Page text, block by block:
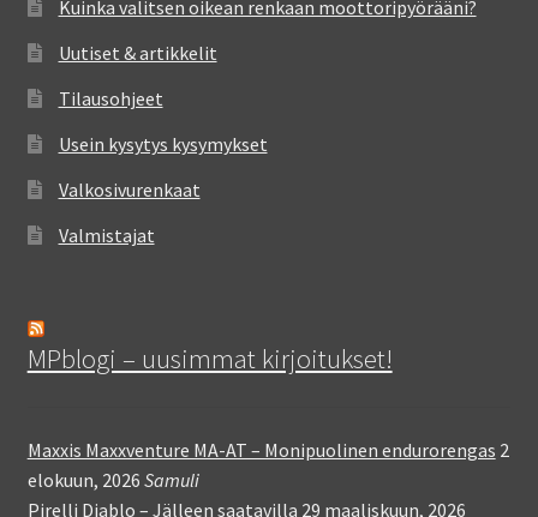
Kuinka valitsen oikean renkaan moottoripyörääni?
Uutiset & artikkelit
Tilausohjeet
Usein kysytys kysymykset
Valkosivurenkaat
Valmistajat
MPblogi – uusimmat kirjoitukset!
Maxxis Maxxventure MA-AT – Monipuolinen endurorengas 2
elokuun, 2026 Samuli
Pirelli Diablo – Jälleen saatavilla 29 maaliskuun, 2026